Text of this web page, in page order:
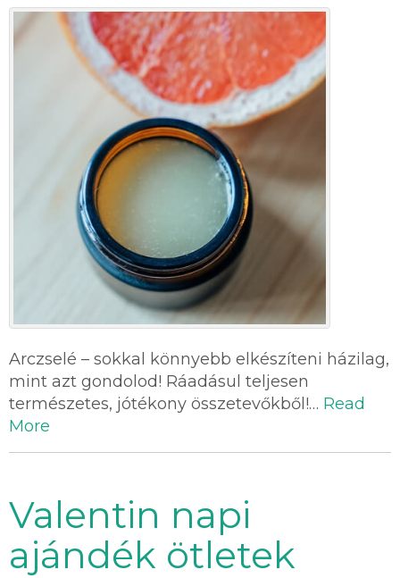
Arczselé – sokkal könnyebb elkészíteni házilag,
mint azt gondolod! Ráadásul teljesen
természetes, jótékony összetevőkből!… Read
More
Valentin napi
ajándék ötletek